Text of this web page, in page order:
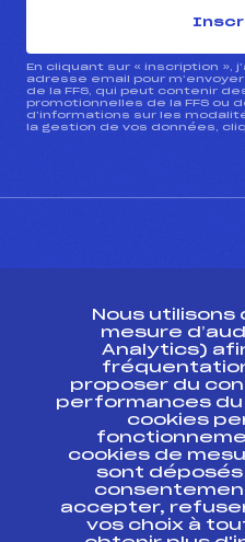
En cliquant sur « inscription »,
adresse email pour
de la FFS, qui peut contenir
promotionnelles de la FFS ou
d’informations sur les
la gestion de vos données,
Ressources
Pass’Neige
Projet sportif
Projet de
Antidopage
Pôle
Scientifique
Nous utilisons
mesure
Analytics)
proposer du
performances du
cookies
cookies de
sont déposés
accepter,
vos choix à